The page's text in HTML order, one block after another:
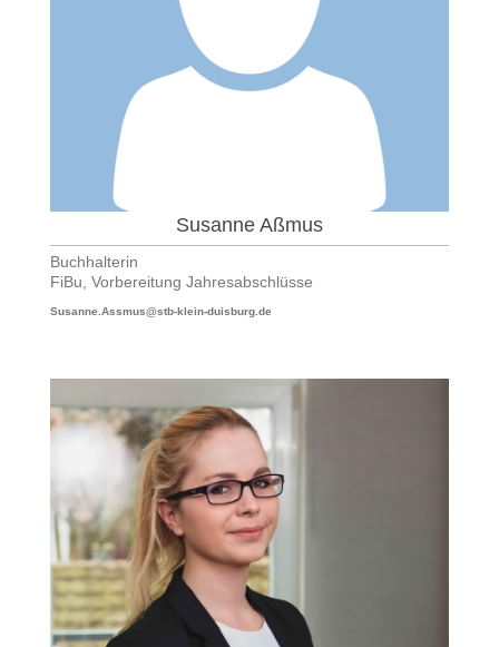
Susanne Aßmus
Buchhalterin
FiBu, Vorbereitung Jahresabschlüsse
Susanne.Assmus@stb-klein-duisburg.de